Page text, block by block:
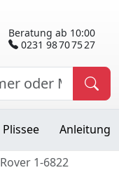
Beratung ab 10:00
0231 98 70 75 27
Plissee Anleitung
Rover 1-6822